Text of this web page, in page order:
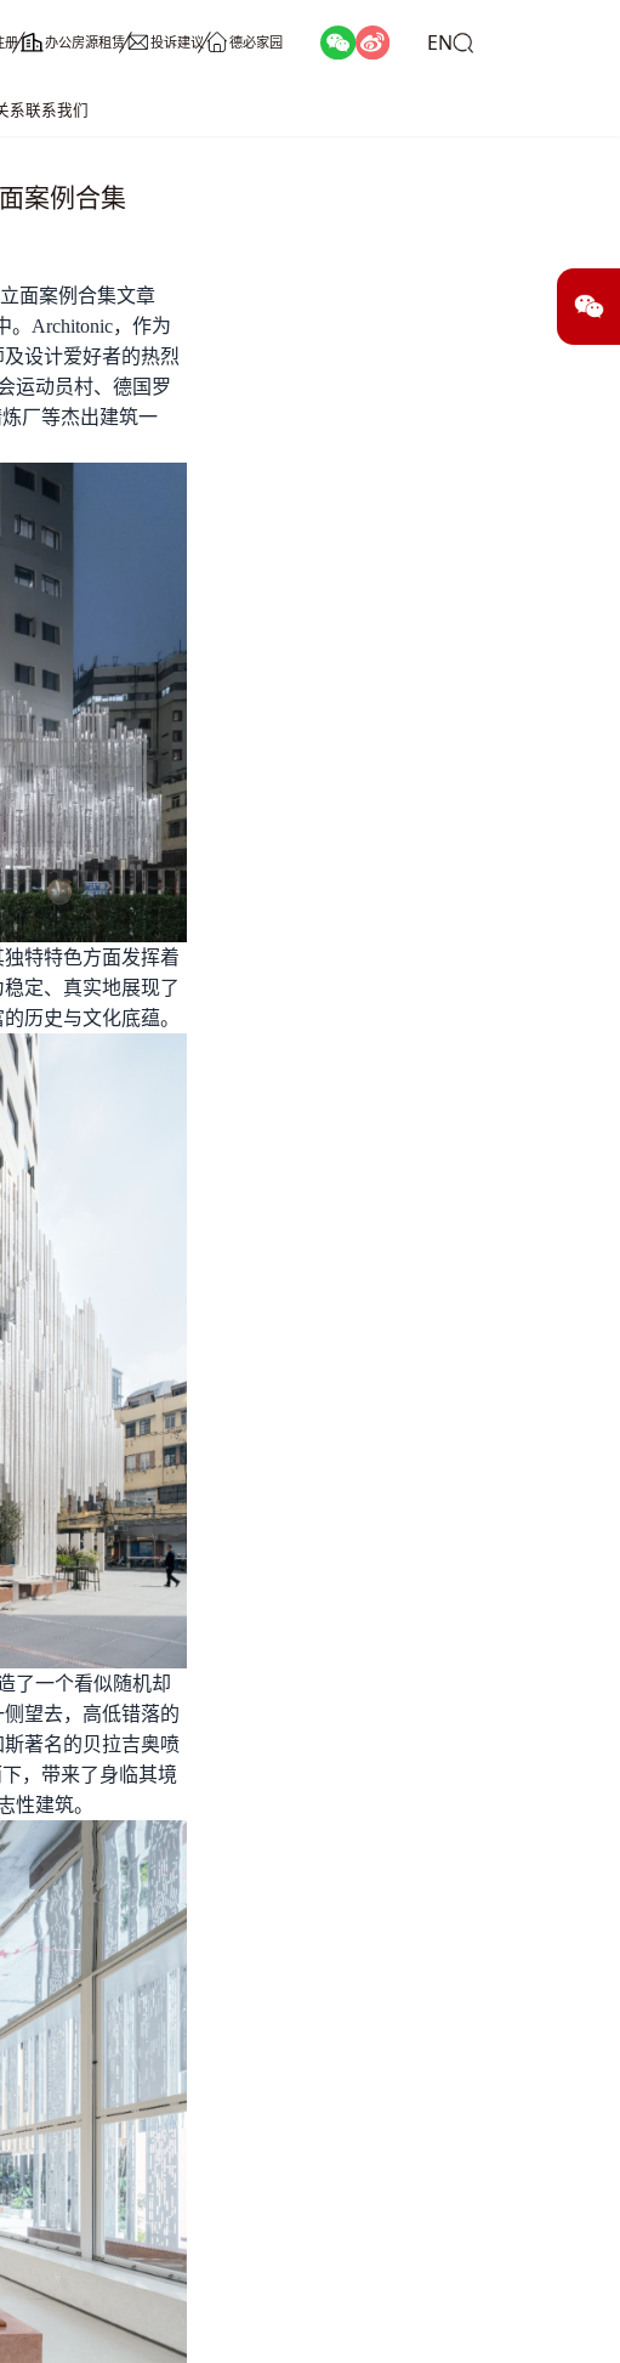
册 办公房源租赁 投诉建议 德必家园 EN
系联系我们
案例合集
面案例合集文章
。Architonic，作为
设计爱好者的热烈
运动员村、德国罗
厂等杰出建筑一
特特色方面发挥着
定、真实地展现了
历史与文化底蕴。
了一个看似随机却
望去，高低错落的
著名的贝拉吉奥喷
，带来了身临其境
性建筑。